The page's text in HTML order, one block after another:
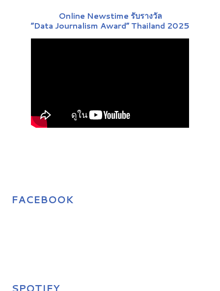
Online Newstime รับรางวัล
“Data Journalism Award” Thailand 2025
FACEBOOK
SPOTIFY